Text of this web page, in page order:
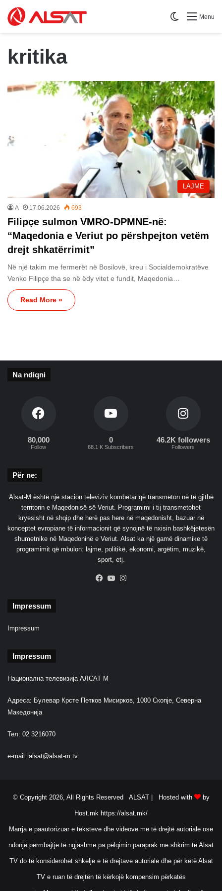
Menu
Switch skin
kritika
LAJME
A 17.06.2026 693
Filipçe sulmon VMRO-DPMNE-në:
“Maqedonia e Veriut po përshpejton vetëm
drejt shkatërrimit”
Në një takim me fermerët në Bosilovë, kreu i Socialdemokratëve
Venko Filipçe tha se në ëdy vitet e fundit, Maqedonia…
Read More »
Na ndiqni
80,000
Follow
0
68.1 K Subscribers
46.2K followers
Followers
Për ne:
Alsat-M është një stacion televiziv kombëtar që transmeton në të gjithë
territorin e Maqedonisë së Veriut. Programimi i tij transmetohet
kryesisht në shqip dhe herë pas here në maqedonisht, bazuar në
konceptet evropiane të informacionit që synojnë të nxisin bashkëjetesën
shumetnike në Maqedoninë e Veriut. Alsat ka një gamë dinamike të
programimit që mbulon: lajme, politikë, ekonomi, argëtim, muzikë,
sport, etj.
Facebook
YouTube
Impressum
Impressum
Impressum
Национална телевизија АЛСАТ М
Адреса: Булевар Крсте Петков Мисирков, 1000 Скопје, Северна
Македонија
Тел: 02 3216070
e-mail: alsat@alsat-m.tv
© Copyright 2026, All Rights Reserved ALSAT | Hosted with by
Host.mk https://alsat.mk/
Marrja e paautorizuar e teksteve dhe videove me të drejtë autoriale ose
ndonjë përmbajtje të ngjashme pa pëlqimin paraprak me shkrim të Alsat
TV do të konsiderohet shkelje e të drejtave autoriale dhe për këtë Alsat
TV e ruan të drejtën të kërkojë kompensim përkatës